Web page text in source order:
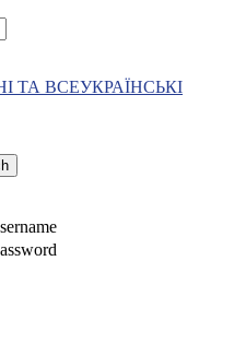
ТА ВСЕУКРАЇНСЬКІ